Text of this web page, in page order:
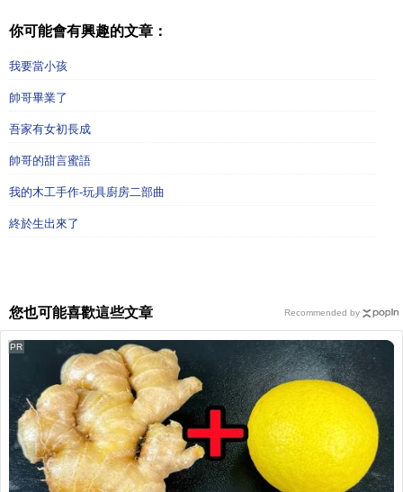
你可能會有興趣的文章：
我要當小孩
帥哥畢業了
吾家有女初長成
帥哥的甜言蜜語
我的木工手作-玩具廚房二部曲
終於生出來了
您也可能喜歡這些文章
PR
Recommended by